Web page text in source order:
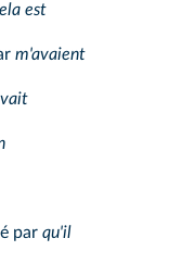
est
m'avaient
par qu'il